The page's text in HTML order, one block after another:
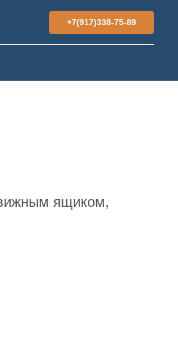
+7(917)338-75-89
ящиком,